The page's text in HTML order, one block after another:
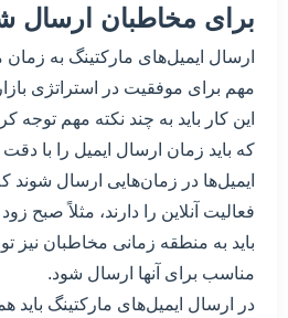
برای مخاطبان ارسال
ارسال ایمیل‌های مارکتینگ به
مهم برای موفقیت در استراتژی
این کار باید به چند نکته مهم توجه
که باید زمان ارسال ایمیل را با
ایمیل‌ها در زمان‌هایی ارسال شوند
فعالیت آنلاین را دارند، مثلاً صبح
باید به منطقه زمانی مخاطبان نیز
مناسب برای آنها ارسال شود.
در ارسال ایمیل‌های مارکتینگ باید